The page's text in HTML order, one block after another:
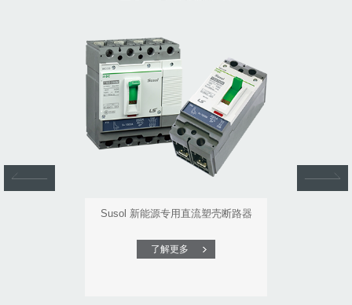
Susol 新能源专用直流塑壳断路器
了解更多